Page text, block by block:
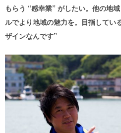
もらう “感幸業” がしたい。他の地
ルでより地域の魅力を。目指してい
ザインなんです”